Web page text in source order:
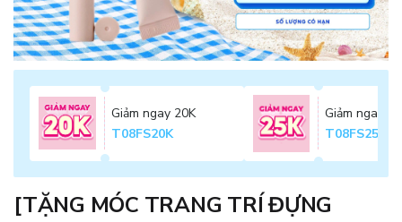
Giảm ngay 20K
T08FS20K
Giảm ngay
T08FS25K
[TẶNG MÓC TRANG TRÍ ĐỰNG